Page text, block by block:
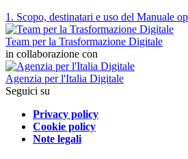
1. Scopo, destinatari e uso del Manuale
Team per la Trasformazione Digitale
in collaborazione con
Agenzia per l'Italia Digitale
Seguici su
Privacy policy
Cookie policy
Note legali